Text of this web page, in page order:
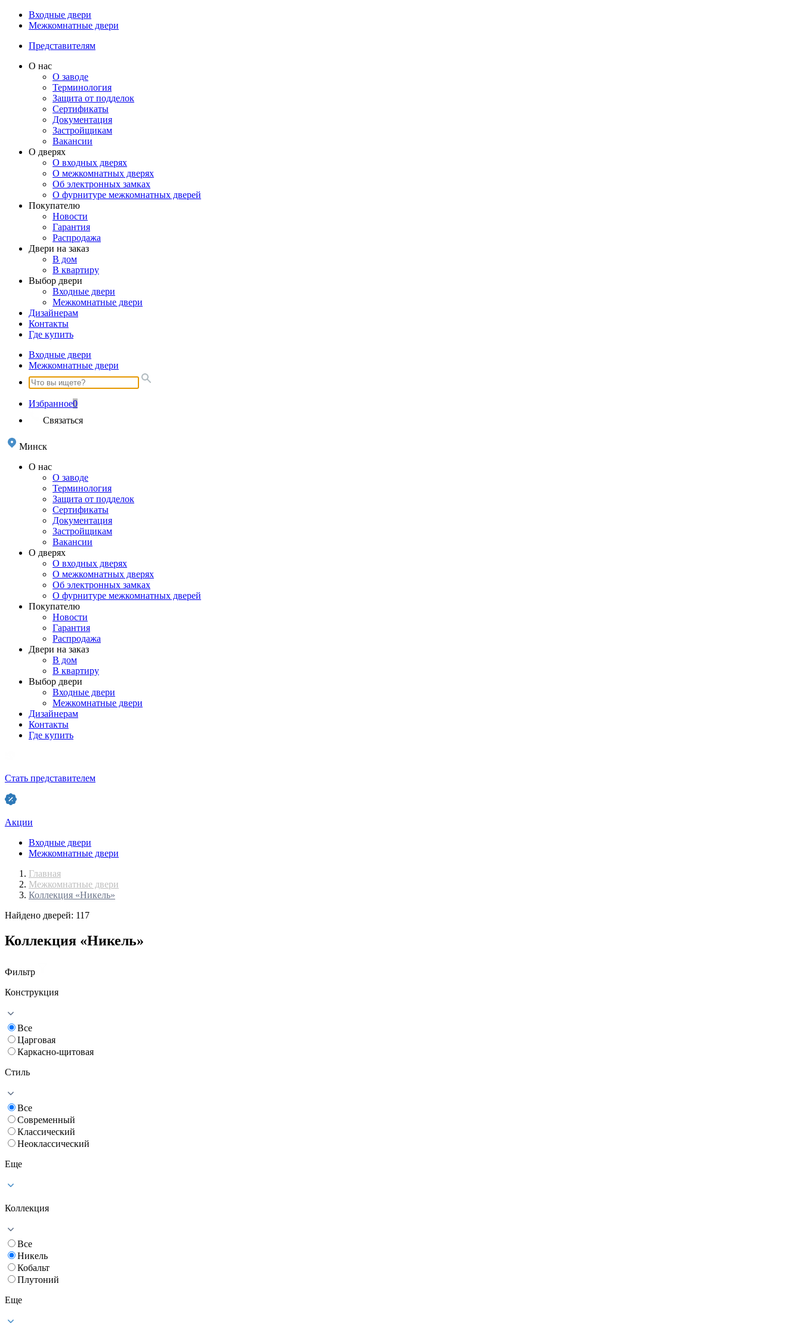
Входные двери
Межкомнатные двери
Представителям
О нас
О заводе
Терминология
Защита от подделок
Сертификаты
Документация
Застройщикам
Вакансии
О дверях
О входных дверях
О межкомнатных дверях
Об электронных замках
О фурнитуре межкомнатных дверей
Покупателю
Новости
Гарантия
Распродажа
Двери на заказ
В дом
В квартиру
Выбор двери
Входные двери
Межкомнатные двери
Дизайнерам
Контакты
Где купить
Входные двери
Межкомнатные двери
Избранное0
Связаться
Минск
О нас
О заводе
Терминология
Защита от подделок
Сертификаты
Документация
Застройщикам
Вакансии
О дверях
О входных дверях
О межкомнатных дверях
Об электронных замках
О фурнитуре межкомнатных дверей
Покупателю
Новости
Гарантия
Распродажа
Двери на заказ
В дом
В квартиру
Выбор двери
Входные двери
Межкомнатные двери
Дизайнерам
Контакты
Где купить
Стать представителем
Акции
Входные двери
Межкомнатные двери
Главная
Межкомнатные двери
Коллекция «Никель»
Найдено дверей: 117
Коллекция «Никель»
Фильтр
Конструкция
Все
Царговая
Каркасно-щитовая
Стиль
Все
Современный
Классический
Неоклассический
Еще
Коллекция
Все
Никель
Кобальт
Плутоний
Еще